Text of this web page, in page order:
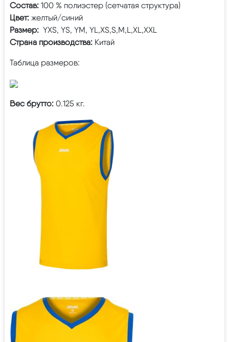
Состав: 100 % полиэстер (сетчатая структура)
Цвет: желтый/синий
Размер: YXS, YS, YM, YL,XS,S,M,L,XL,XXL
Страна производства: Китай
Таблица размеров:
Вес брутто: 0.125 кг.